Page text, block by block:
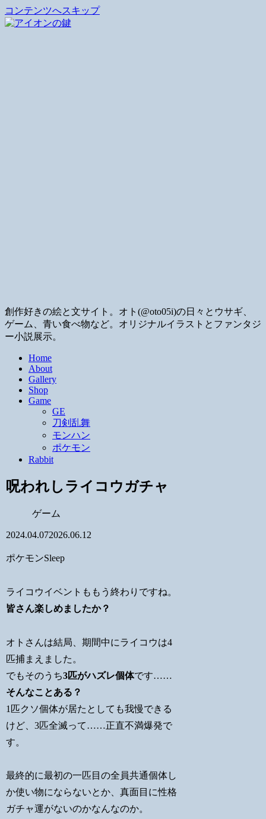
コンテンツへスキップ
創作好きの絵と文サイト。オト(@oto05i)の日々とウサギ、
ゲーム、青い食べ物など。オリジナルイラストとファンタジ
ー小説展示。
Home
About
Gallery
Shop
Game
GE
刀剣乱舞
モンハン
ポケモン
Rabbit
呪われしライコウガチャ
ゲーム
2024.04.072026.06.12
ポケモンSleep
ライコウイベントももう終わりですね。
皆さん楽しめましたか？
オトさんは結局、期間中にライコウは4
匹捕まえました。
でもそのうち3匹がハズレ個体です……
そんなことある？
1匹クソ個体が居たとしても我慢できる
けど、3匹全滅って……正直不満爆発で
す。
最終的に最初の一匹目の全員共通個体し
か使い物にならないとか、真面目に性格
ガチャ運がないのかなんなのか。